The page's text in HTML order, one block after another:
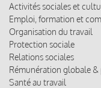
Activités sociales et
Emploi, formation et
Organisation du travail
Protection sociale
Relations sociales
Rémunération globale
Santé au travail